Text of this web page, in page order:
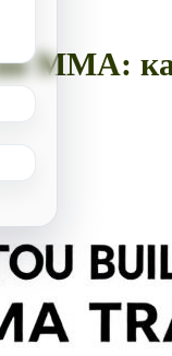
ММА: